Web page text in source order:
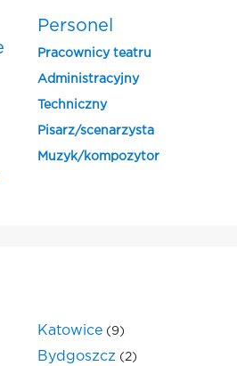
Personel
Pracownicy teatru
Administracyjny
Techniczny
Pisarz/scenarzysta
Muzyk/kompozytor
Katowice (9)
Bydgoszcz (2)